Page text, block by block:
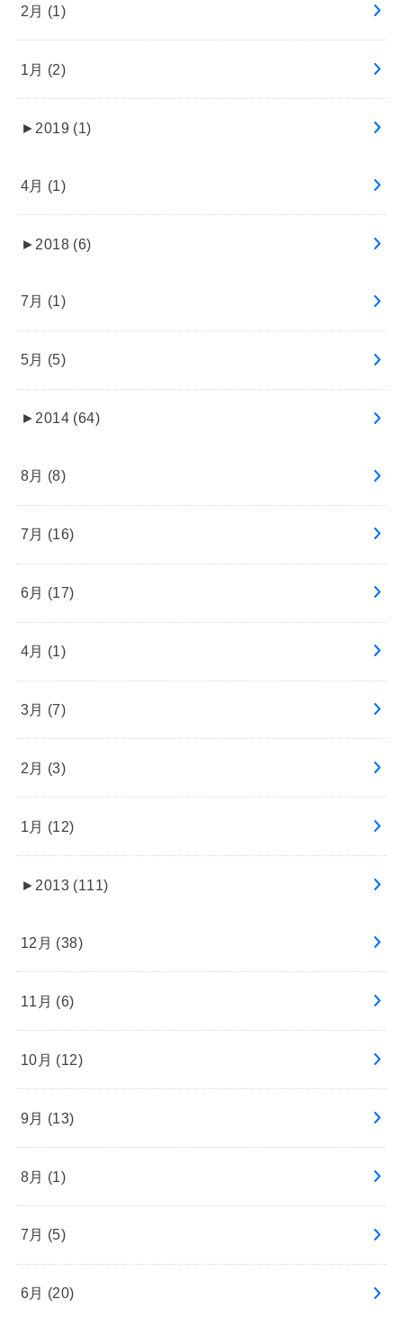
2月 (1)
1月 (2)
► 2019 (1)
4月 (1)
► 2018 (6)
7月 (1)
5月 (5)
► 2014 (64)
8月 (8)
7月 (16)
6月 (17)
4月 (1)
3月 (7)
2月 (3)
1月 (12)
► 2013 (111)
12月 (38)
11月 (6)
10月 (12)
9月 (13)
8月 (1)
7月 (5)
6月 (20)